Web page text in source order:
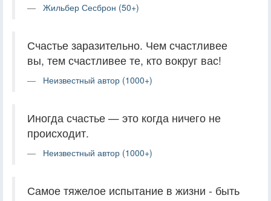
Жильбер Сесброн (50+)
Счастье заразительно. Чем счастливее
вы, тем счастливее те, кто вокруг вас!
Неизвестный автор (1000+)
Иногда счастье — это когда ничего не
происходит.
Неизвестный автор (1000+)
Самое тяжелое испытание в жизни - быть